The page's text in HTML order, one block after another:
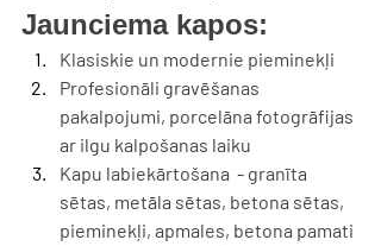
Jaunciema kapos:
Klasiskie un modernie pieminekļi
Profesionāli gravēšanas
pakalpojumi, porcelāna fotogrāfijas
ar ilgu kalpošanas laiku
Kapu labiekārtošana - granīta
sētas, metāla sētas, betona sētas,
pieminekļi, apmales, betona pamati